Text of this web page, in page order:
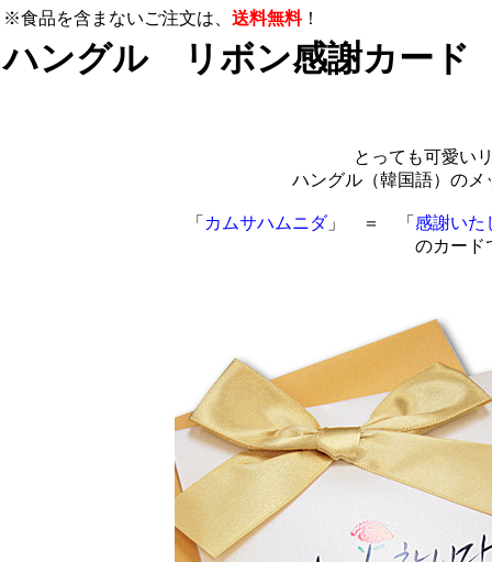
※食品を含まないご注文は、 送料無料！
ハングル リボン感謝カード
とっても可愛い
ハングル（韓国語）の
「 カムサハムニダ」 ＝ 「 感謝いた
のカード